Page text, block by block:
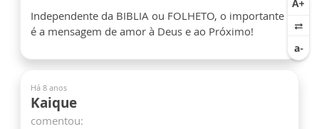
Independente da BIBLIA ou FOLHETO, o importante
é a mensagem de amor à Deus e ao Próximo!
Há 8 anos
Kaique
comentou: